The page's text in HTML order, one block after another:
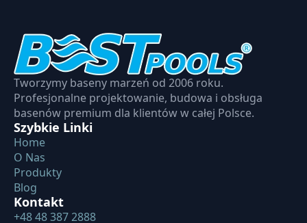
Tworzymy baseny marzeń od 2006 roku.
Profesjonalne projektowanie, budowa i obsługa
basenów premium dla klientów w całej Polsce.
Szybkie Linki
Home
O Nas
Produkty
Blog
Kontakt
+48 48 387 2888